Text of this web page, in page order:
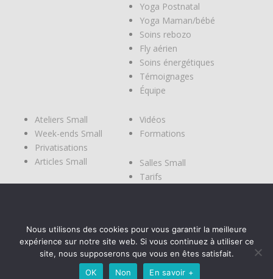
Yoga Postnatal
Yoga Maman/bébé
Soins rebozo
Fly aérien
Soins énergétiques
Témoignages
Équipe
Ateliers Small
Week-ends Small
Privatisations
Articles Small
Vidéos
Formations
Salles Small
Tarifs
Contact
Réservation
Nous utilisons des cookies pour vous garantir la meilleure
expérience sur notre site web. Si vous continuez à utiliser ce
site, nous supposerons que vous en êtes satisfait.
OK
Non En savoir +